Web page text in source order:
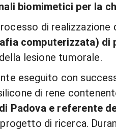
biomimetici per la
di realizzazione
computerizzata) di
lesione tumorale.
eseguito con
di rene
Padova e referente
di ricerca.